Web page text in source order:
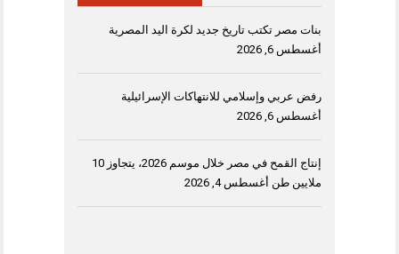
بنات مصر تكتب تاريخ جديد لكرة اليد المصرية
أغسطس 6, 2026
رفض عربي وإسلامي للانتهاكات الإسرائيلية
أغسطس 6, 2026
إنتاج القمح في مصر خلال موسم 2026، يتجاوز 10
ملايين طن أغسطس 4, 2026